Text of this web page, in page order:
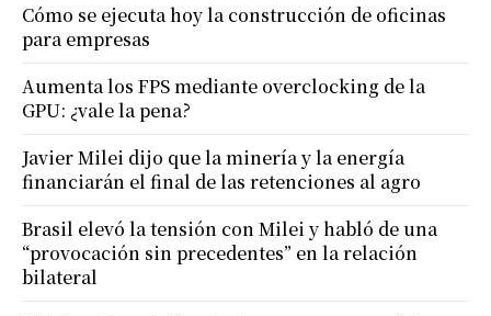
Cómo se ejecuta hoy la construcción de oficinas
para empresas
Aumenta los FPS mediante overclocking de la
GPU: ¿vale la pena?
Javier Milei dijo que la minería y la energía
financiarán el final de las retenciones al agro
Brasil elevó la tensión con Milei y habló de una
“provocación sin precedentes” en la relación
bilateral